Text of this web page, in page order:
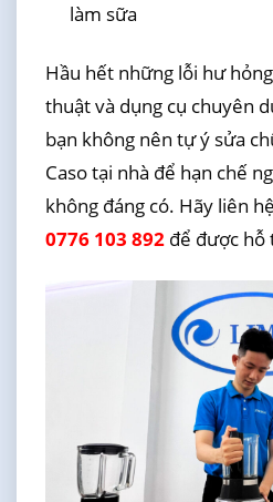
làm sữa
Hầu hết những lỗi hư
thuật và dụng cụ chuyên
bạn không nên tự ý sửa
Caso tại nhà để hạn chế
không đáng có. Hãy liên
0776 103 892để được hỗ